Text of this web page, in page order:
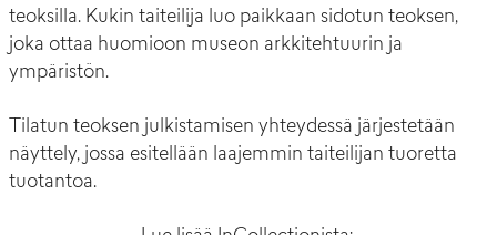
teoksilla. Kukin taiteilija luo paikkaan sidotun teoksen,
joka ottaa huomioon museon arkkitehtuurin ja
ympäristön.
Tilatun teoksen julkistamisen yhteydessä järjestetään
näyttely, jossa esitellään laajemmin taiteilijan tuoretta
tuotantoa.